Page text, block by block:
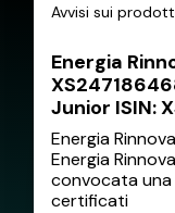
Avvisi sui
Energia
Junior ISIN:
Energia
Energia
convocata
certificati